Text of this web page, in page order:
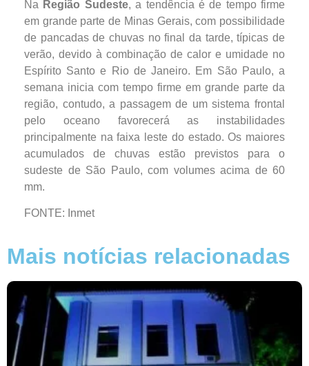
Na Região Sudeste, a tendência é de tempo firme
em grande parte de Minas Gerais, com possibilidade
de pancadas de chuvas no final da tarde, típicas de
verão, devido à combinação de calor e umidade no
Espírito Santo e Rio de Janeiro. Em São Paulo, a
semana inicia com tempo firme em grande parte da
região, contudo, a passagem de um sistema frontal
pelo oceano favorecerá as instabilidades
principalmente na faixa leste do estado. Os maiores
acumulados de chuvas estão previstos para o
sudeste de São Paulo, com volumes acima de 60
mm.
FONTE: Inmet
Mais notícias relacionadas